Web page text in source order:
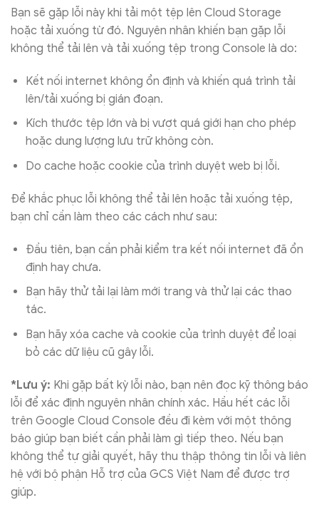
Bạn sẽ gặp lỗi này khi tải một tệp lên Cloud Storage
hoặc tải xuống từ đó. Nguyên nhân khiến bạn gặp lỗi
không thể tải lên và tải xuống tệp trong Console là do:
Kết nối internet không ổn định và khiến quá trình tải
lên/tải xuống bị gián đoạn.
Kích thước tệp lớn và bị vượt quá giới hạn cho phép
hoặc dung lượng lưu trữ không còn.
Do cache hoặc cookie của trình duyệt web bị lỗi.
Để khắc phục lỗi không thể tải lên hoặc tải xuống tệp,
bạn chỉ cần làm theo các cách như sau:
Đầu tiên, bạn cần phải kiểm tra kết nối internet đã ổn
định hay chưa.
Bạn hãy thử tải lại làm mới trang và thử lại các thao
tác.
Bạn hãy xóa cache và cookie của trình duyệt để loại
bỏ các dữ liệu cũ gây lỗi.
*Lưu ý: Khi gặp bất kỳ lỗi nào, bạn nên đọc kỹ thông báo
lỗi để xác định nguyên nhân chính xác. Hầu hết các lỗi
trên Google Cloud Console đều đi kèm với một thông
báo giúp bạn biết cần phải làm gì tiếp theo. Nếu bạn
không thể tự giải quyết, hãy thu thập thông tin lỗi và liên
hệ với bộ phận Hỗ trợ của GCS Việt Nam để được trợ
giúp.